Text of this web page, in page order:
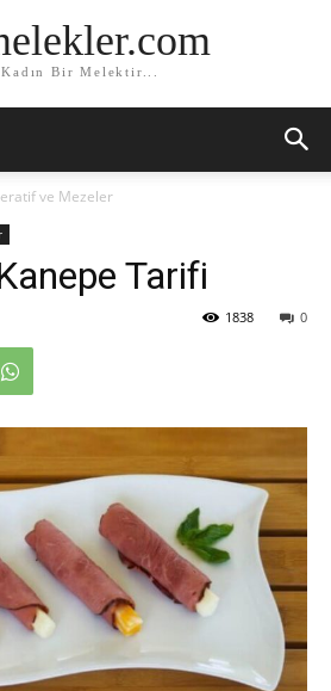
Bir Melektir...
ve Mezeler
Tarifi
0
1838